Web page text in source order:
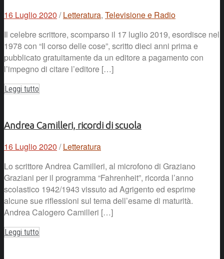
16 Luglio 2020 / Letteratura, Televisione e Radio
Il celebre scrittore, scomparso il 17 luglio 2019, esordisce nel
1978 con “Il corso delle cose”, scritto dieci anni prima e
pubblicato gratuitamente da un editore a pagamento con
l’impegno di citare l’editore […]
Leggi tutto
Andrea Camilleri, ricordi di scuola
16 Luglio 2020 / Letteratura
Lo scrittore Andrea Camilleri, al microfono di Graziano
Graziani per il programma “Fahrenheit”, ricorda l’anno
scolastico 1942/1943 vissuto ad Agrigento ed esprime
alcune sue riflessioni sul tema dell’esame di maturità.
Andrea Calogero Camilleri […]
Leggi tutto